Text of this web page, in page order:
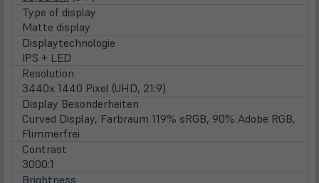
Type of display
Matte display
Displaytechnologie
IPS + LED
Resolution
3440x 1440 Pixel (UHD, 21:9)
Display Besonderheiten
Curved Display, Farbraum 119% sRGB, 90% Adobe RGB,
Flimmerfrei
Contrast
3000:1
Brightness